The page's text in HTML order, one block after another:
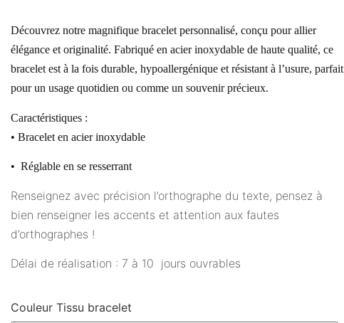
Découvrez notre magnifique bracelet personnalisé, conçu pour allier
élégance et originalité. Fabriqué en acier inoxydable de haute qualité, ce
bracelet est à la fois durable, hypoallergénique et résistant à l’usure, parfait
pour un usage quotidien ou comme un souvenir précieux.
Caractéristiques :
• Bracelet en acier inoxydable
• Réglable en se resserrant
Renseignez avec précision l’orthographe du texte, pensez à
bien renseigner les accents et attention aux fautes
d’orthographes !
Délai de réalisation : 7 à 10 jours ouvrables
Couleur Tissu bracelet